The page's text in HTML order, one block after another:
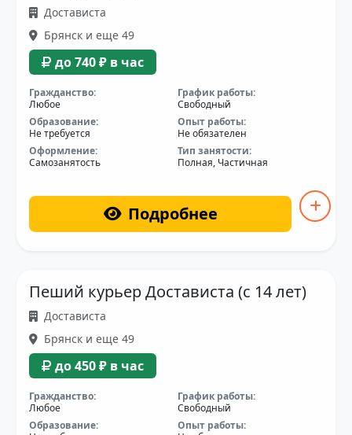
Достависта
Брянск и еще 49
до 740 ₽ в час
Гражданство:
Любое
График работы:
Свободный
Образование:
Не требуется
Опыт работы:
Не обязателен
Оформление:
Самозанятость
Тип занятости:
Полная, Частичная
Подробнее
Пеший курьер Достависта (с 14 лет)
Достависта
Брянск и еще 49
до 450 ₽ в час
Гражданство:
Любое
График работы:
Свободный
Образование:
Опыт работы: